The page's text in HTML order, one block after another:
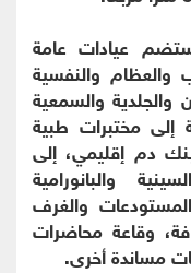
عيادات عامة
والنفسية
والجلدية والسمعية
إلى مختبرات طبية
دم إقليمي، إلى
والبانورامية
والغرف
وقاعة محاضرات
مساندة أخرى.